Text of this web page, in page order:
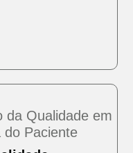
da Qualidade em
do Paciente